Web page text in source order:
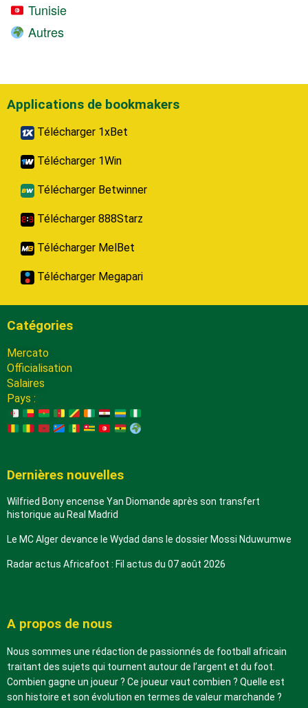
Tunisie
Autres
Applications de bookmakers
Télécharger 1xBet
Télécharger 1Win
Télécharger Betwinner
Télécharger 888Starz
Télécharger MelBet
Télécharger Megapari
Catégories
Mercato
Officialisation
Salaires
Pays :
Dernières nouvelles
Wilfried Bony encense Yan Diomande après son transfert
historique au Real Madrid
Le MC Alger devance le Wydad dans le dossier Mossi Nduwumwe
Radar actus Africafoot : Fil actus du 07 août 2026
A propos de nous
Nous sommes une rédaction de passionnés de football africain
traitant des sujets qui tournent autour de l’argent et du foot.
Combien gagne un joueur ? Ce joueur vaut combien ? Quelle est
son histoire et son évolution en termes de valeur marchande ?